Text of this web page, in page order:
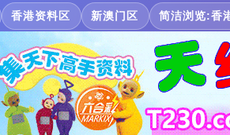
香港资料区 新澳门区 简洁浏览:香